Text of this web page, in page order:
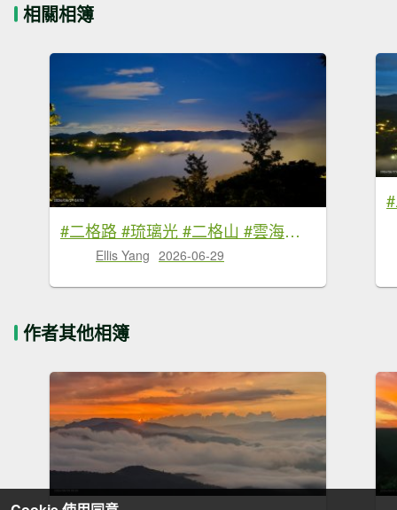
相關相簿
#二格路 #琉璃光 #二格山 #雲海流瀑 #日出 #火燒雲 6/29
Ellis Yang 2026-06-29
作者其他相簿